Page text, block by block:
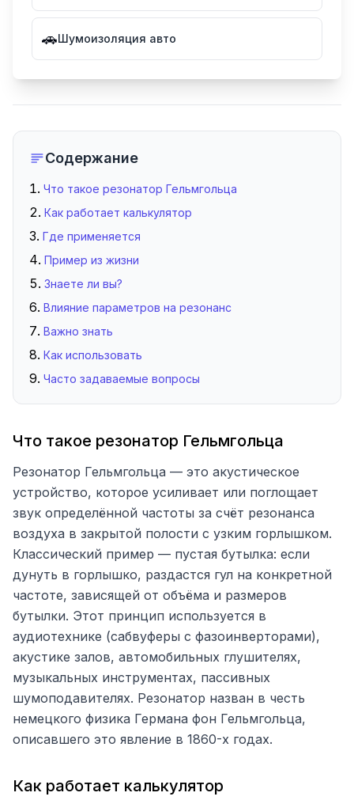
🚗Шумоизоляция авто
Содержание
Что такое резонатор Гельмгольца
Как работает калькулятор
Где применяется
Пример из жизни
Знаете ли вы?
Влияние параметров на резонанс
Важно знать
Как использовать
Часто задаваемые вопросы
Что такое резонатор Гельмгольца
Резонатор Гельмгольца — это акустическое
устройство, которое усиливает или поглощает
звук определённой частоты за счёт резонанса
воздуха в закрытой полости с узким горлышком.
Классический пример — пустая бутылка: если
дунуть в горлышко, раздастся гул на конкретной
частоте, зависящей от объёма и размеров
бутылки. Этот принцип используется в
аудиотехнике (сабвуферы с фазоинверторами),
акустике залов, автомобильных глушителях,
музыкальных инструментах, пассивных
шумоподавителях. Резонатор назван в честь
немецкого физика Германа фон Гельмгольца,
описавшего это явление в 1860-х годах.
Как работает калькулятор